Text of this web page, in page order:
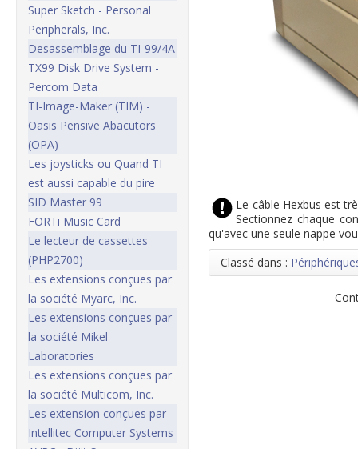
Super Sketch - Personal
Peripherals, Inc.
Desassemblage du TI-99/4A
TX99 Disk Drive System -
Percom Data
TI-Image-Maker (TIM) -
Oasis Pensive Abacutors
(OPA)
Les joysticks ou Quand TI
est aussi capable du pire
SID Master 99
FORTi Music Card
Le lecteur de cassettes
(PHP2700)
Les extensions conçues par
la société Myarc, Inc.
Les extensions conçues par
la société Mikel
Laboratories
Les extensions conçues par
la société Multicom, Inc.
Les extension conçues par
Intellitec Computer Systems
Le câble Hexbus est
Sectionnez chaque
qu'avec une seule nappe
Classé dans :